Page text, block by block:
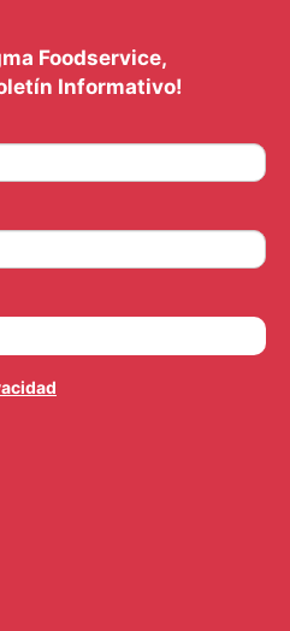
Foodservice,
Informativo!